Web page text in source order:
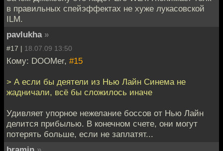
в правильных спейэффектах не хуже лукасовской
ILM.
pavlukha »
#17 | 18.07.09 13:50
Кому: DOOMer, #15
> А если бы деятели из Нью Лайн Синема не
жадничали, всё бы сложилось иначе
Удивляет упорное нежелание боссов от Нью Лайн
делится прибылью. В конечном счете, они могут
потерять больше, если не заплатят...